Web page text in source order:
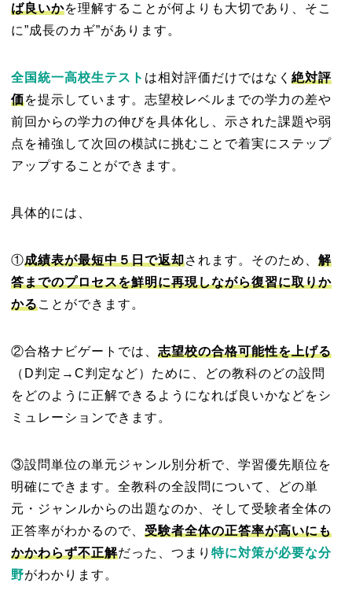
ば良いかを理解することが何よりも大切であり、そこ
に”成長のカギ”があります。
全国統一高校生テスト は相対評価だけではなく 絶対評
価を提示しています。志望校レベルまでの学力の差や
前回からの学力の伸びを具体化し、示された課題や弱
点を補強して次回の模試に挑むことで着実にステップ
アップすることができます。
具体的には、
①成績表が最短中５日で返却されます。そのため、 解
答までのプロセスを鮮明に再現しながら復習に取りか
かることができます。
②合格ナビゲートでは、 志望校の合格可能性を上げる
（D判定→C判定など）ために、どの教科のどの設問
をどのように正解できるようになれば良いかなどをシ
ミュレーションできます。
③設問単位の単元ジャンル別分析で、学習優先順位を
明確にできます。全教科の全設問について、どの単
元・ジャンルからの出題なのか、そして受験者全体の
正答率がわかるので、 受験者全体の正答率が高いにも
かかわらず不正解だった、つまり 特に対策が必要な分
野がわかります。